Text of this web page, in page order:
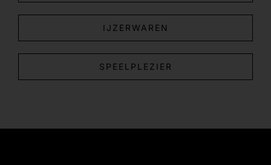
IJZERWAREN
SPEELPLEZIER